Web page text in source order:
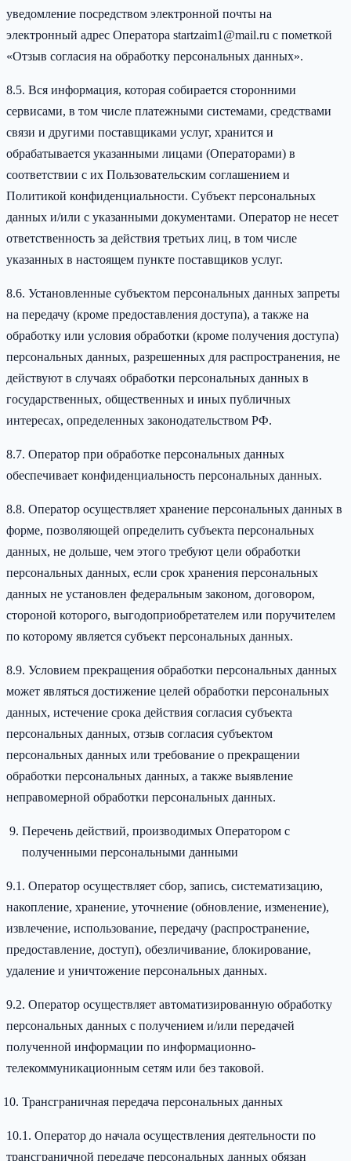
уведомление посредством электронной почты на
электронный адрес Оператора startzaim1@mail.ru с пометкой
«Отзыв согласия на обработку персональных данных».
8.5. Вся информация, которая собирается сторонними
сервисами, в том числе платежными системами, средствами
связи и другими поставщиками услуг, хранится и
обрабатывается указанными лицами (Операторами) в
соответствии с их Пользовательским соглашением и
Политикой конфиденциальности. Субъект персональных
данных и/или с указанными документами. Оператор не несет
ответственность за действия третьих лиц, в том числе
указанных в настоящем пункте поставщиков услуг.
8.6. Установленные субъектом персональных данных запреты
на передачу (кроме предоставления доступа), а также на
обработку или условия обработки (кроме получения доступа)
персональных данных, разрешенных для распространения, не
действуют в случаях обработки персональных данных в
государственных, общественных и иных публичных
интересах, определенных законодательством РФ.
8.7. Оператор при обработке персональных данных
обеспечивает конфиденциальность персональных данных.
8.8. Оператор осуществляет хранение персональных данных в
форме, позволяющей определить субъекта персональных
данных, не дольше, чем этого требуют цели обработки
персональных данных, если срок хранения персональных
данных не установлен федеральным законом, договором,
стороной которого, выгодоприобретателем или поручителем
по которому является субъект персональных данных.
8.9. Условием прекращения обработки персональных данных
может являться достижение целей обработки персональных
данных, истечение срока действия согласия субъекта
персональных данных, отзыв согласия субъектом
персональных данных или требование о прекращении
обработки персональных данных, а также выявление
неправомерной обработки персональных данных.
Перечень действий, производимых Оператором с
полученными персональными данными
9.1. Оператор осуществляет сбор, запись, систематизацию,
накопление, хранение, уточнение (обновление, изменение),
извлечение, использование, передачу (распространение,
предоставление, доступ), обезличивание, блокирование,
удаление и уничтожение персональных данных.
9.2. Оператор осуществляет автоматизированную обработку
персональных данных с получением и/или передачей
полученной информации по информационно-
телекоммуникационным сетям или без таковой.
Трансграничная передача персональных данных
10.1. Оператор до начала осуществления деятельности по
трансграничной передаче персональных данных обязан